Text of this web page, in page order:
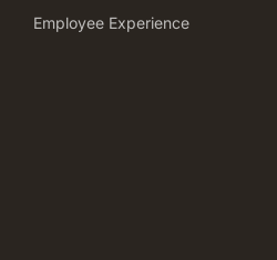
‍Employee Experience